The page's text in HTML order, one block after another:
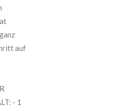
auf
- 1